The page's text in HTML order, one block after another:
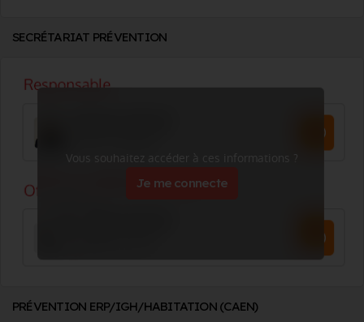
SECRÉTARIAT PRÉVENTION
Vous souhaitez accéder à ces informations ?
Je me connecte
PRÉVENTION ERP/IGH/HABITATION (CAEN)